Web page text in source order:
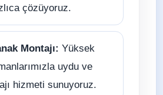
çözüyoruz.
Montajı: Yüksek
uydu ve
hizmeti sunuyoruz.